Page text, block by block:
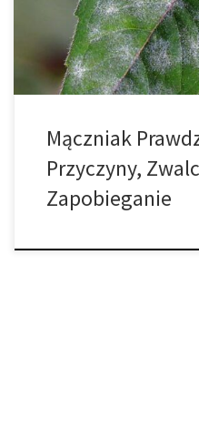
ważne informacje w tym
zwalczanie mączniaka
Mączniak
Przyczyny,
Zapobieganie